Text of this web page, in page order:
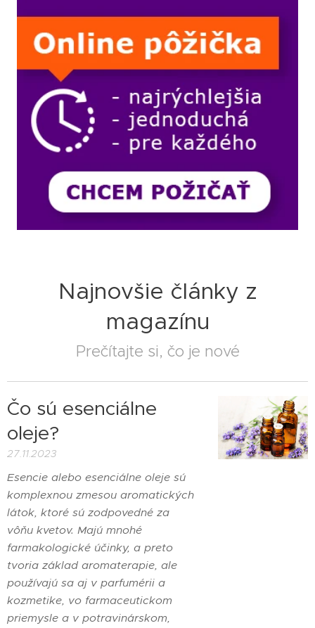
Najnovšie články z
magazínu
Prečítajte si, čo je nové
Čo sú esenciálne
oleje?
27.11.2023
Esencie alebo esenciálne oleje sú
komplexnou zmesou aromatických
látok, ktoré sú zodpovedné za
vôňu kvetov. Majú mnohé
farmakologické účinky, a preto
tvoria základ aromaterapie, ale
používajú sa aj v parfumérii a
kozmetike, vo farmaceutickom
priemysle a v potravinárskom,